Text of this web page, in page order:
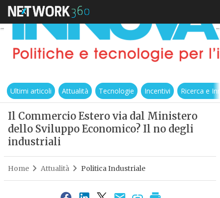
Ultimi articoli Attualità Tecnologie Incentivi Ricerca e
Il Commercio Estero via dal Ministero
dello Sviluppo Economico? Il no degli
industriali
Home Attualità Politica Industriale